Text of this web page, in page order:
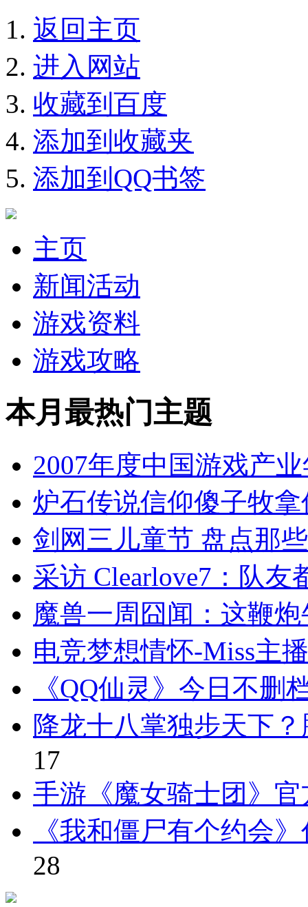
返回主页
进入网站
收藏到百度
添加到收藏夹
添加到QQ书签
主页
新闻活动
游戏资料
游戏攻略
本月最热门主题
2007年度中国游戏产
炉石传说信仰傻子牧
剑网三儿童节 盘点那
采访 Clearlove7：队友
魔兽一周囧闻：这鞭
电竞梦想情怀-Miss主
《QQ仙灵》今日不删
降龙十八掌独步天下
17
手游《魔女骑士团》
《我和僵尸有个约会
28